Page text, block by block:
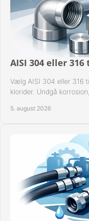
KURV
NYHEDER
TILBUD
PROFIL
SØGNING
KUNDECENTER
AISI 304 eller
Vælg AISI 304 eller 316
klorider. Undgå
5. august 2026